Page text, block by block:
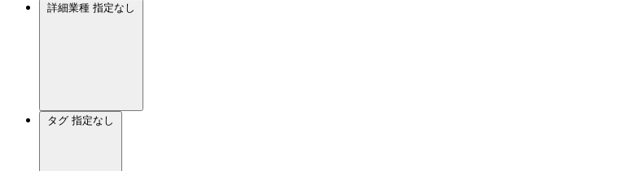
詳細業種 指定なし
タグ 指定なし